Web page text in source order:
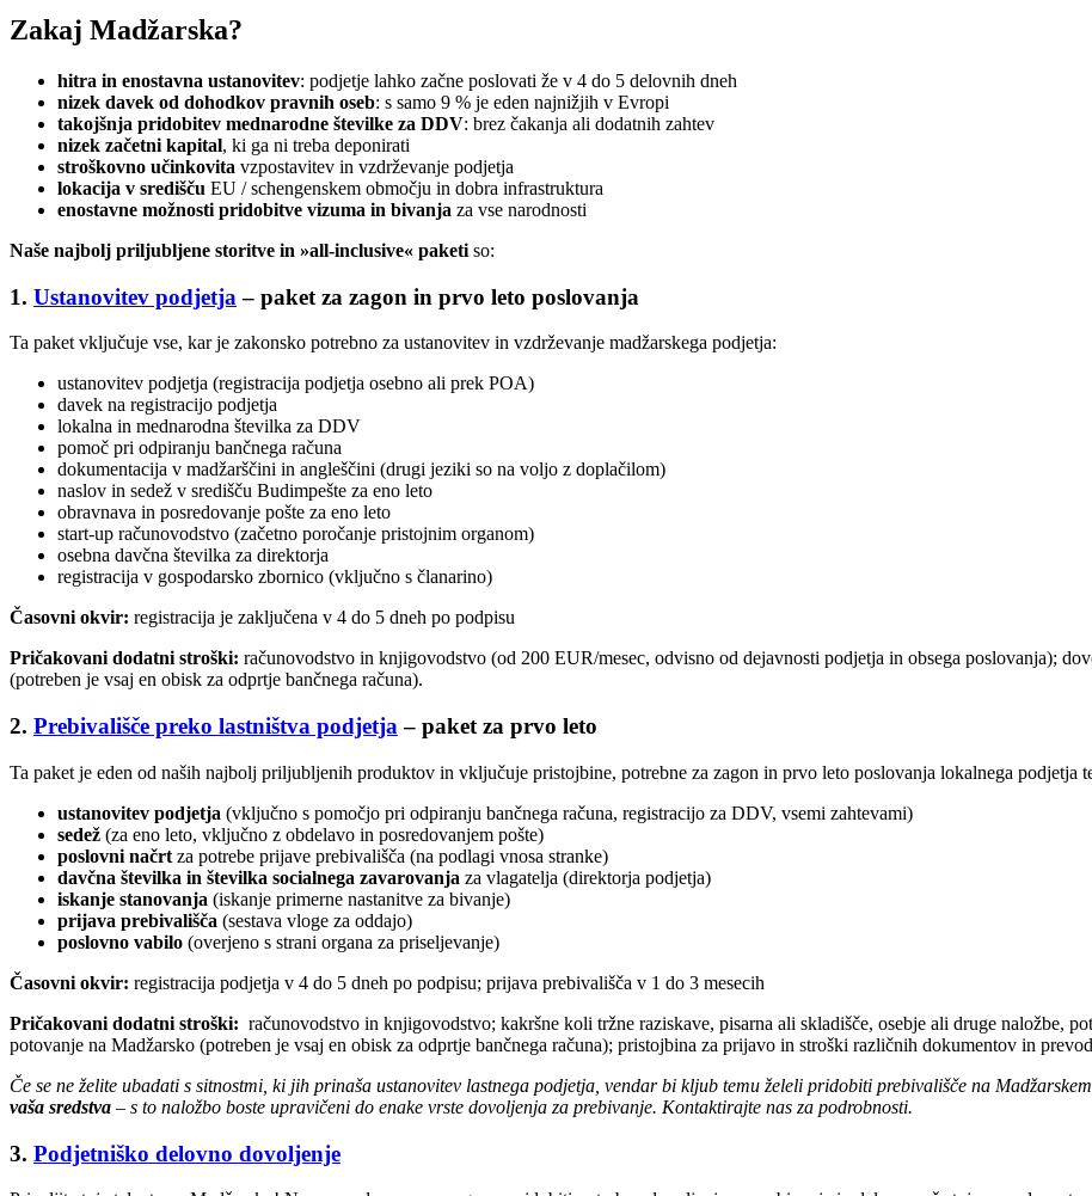
Zakaj Madžarska?
hitra in enostavna ustanovitev: podjetje lahko začne poslovati že v 4 do 5 delovnih dneh
nizek davek od dohodkov pravnih oseb: s samo 9 % je eden najnižjih v Evropi
takojšnja pridobitev mednarodne številke za DDV: brez čakanja ali dodatnih zahtev
nizek začetni kapital, ki ga ni treba deponirati
stroškovno učinkovita vzpostavitev in vzdrževanje podjetja
lokacija v središču EU / schengenskem območju in dobra infrastruktura
enostavne možnosti pridobitve vizuma in bivanja za vse narodnosti
Naše najbolj priljubljene storitve in »all-inclusive« paketi so:
1. Ustanovitev podjetja – paket za zagon in prvo leto poslovanja
Ta paket vključuje vse, kar je zakonsko potrebno za ustanovitev in vzdrževanje madžarskega podjetja:
ustanovitev podjetja (registracija podjetja osebno ali prek POA)
davek na registracijo podjetja
lokalna in mednarodna številka za DDV
pomoč pri odpiranju bančnega računa
dokumentacija v madžarščini in angleščini (drugi jeziki so na voljo z doplačilom)
naslov in sedež v središču Budimpešte za eno leto
obravnava in posredovanje pošte za eno leto
start-up računovodstvo (začetno poročanje pristojnim organom)
osebna davčna številka za direktorja
registracija v gospodarsko zbornico (vključno s članarino)
Časovni okvir: registracija je zaključena v 4 do 5 dneh po podpisu
Pričakovani dodatni stroški: računovodstvo in knjigovodstvo (od 200 EUR/mesec, odvisno od dejavnosti podjetja in obsega poslovanja);
(potreben je vsaj en obisk za odprtje bančnega računa).
2. Prebivališče preko lastništva podjetja – paket za prvo leto
Ta paket je eden od naših najbolj priljubljenih produktov in vključuje pristojbine, potrebne za zagon in prvo leto poslovanja lokalnega podjetja
ustanovitev podjetja (vključno s pomočjo pri odpiranju bančnega računa, registracijo za DDV, vsemi zahtevami)
sedež (za eno leto, vključno z obdelavo in posredovanjem pošte)
poslovni načrt za potrebe prijave prebivališča (na podlagi vnosa stranke)
davčna številka in številka socialnega zavarovanja za vlagatelja (direktorja podjetja)
iskanje stanovanja (iskanje primerne nastanitve za bivanje)
prijava prebivališča (sestava vloge za oddajo)
poslovno vabilo (overjeno s strani organa za priseljevanje)
Časovni okvir: registracija podjetja v 4 do 5 dneh po podpisu; prijava prebivališča v 1 do 3 mesecih
Pričakovani dodatni stroški: računovodstvo in knjigovodstvo; kakršne koli tržne raziskave, pisarna ali skladišče, osebje ali druge naložbe,
potovanje na Madžarsko (potreben je vsaj en obisk za odprtje bančnega računa); pristojbina za prijavo in stroški različnih dokumentov in
Če se ne želite ubadati s sitnostmi, ki jih prinaša ustanovitev lastnega podjetja, vendar bi kljub temu želeli pridobiti prebivališče na
vaša sredstva – s to naložbo boste upravičeni do enake vrste dovoljenja za prebivanje. Kontaktirajte nas za podrobnosti.
3. Podjetniško delovno dovoljenje